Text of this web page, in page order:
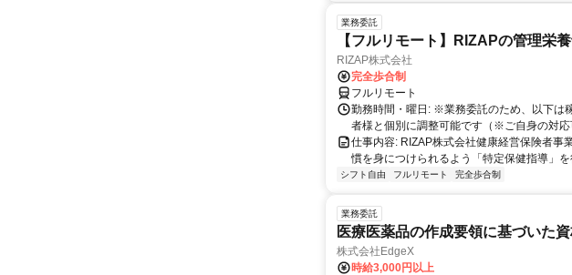
業務委託
【フルリモート】RIZAPの管理栄
RIZAP株式会社
完全歩合制
フルリモート
勤務時間・曜日: ※業務委託のため、以下は
者様と個別に調整可能です（※ご自身の対
仕事内容: RIZAP株式会社健康経営保険者事
慣を身につけられるよう「特定保健指導」
シフト自由 フルリモート 完全歩合制
業務委託
医療医薬品の作成要領に基づいた
株式会社EdgeX
時給3,000円以上